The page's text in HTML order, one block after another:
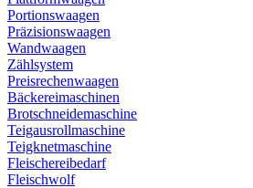
Portionswaagen
Präzisionswaagen
Wandwaagen
Zählsystem
Preisrechenwaagen
Bäckereimaschinen
Brotschneidemaschine
Teigausrollmaschine
Teigknetmaschine
Fleischereibedarf
Fleischwolf